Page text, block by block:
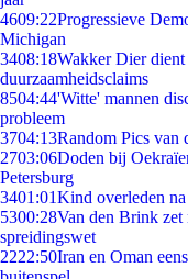
4609:22Progressieve
Michigan
3408:18Wakker Dier
duurzaamheidsclaims
8504:44'Witte' mannen
probleem
3704:13Random Pics van
2703:06Doden bij
Petersburg
3401:01Kind overleden
5300:28Van den Brink zet
spreidingswet
2222:50Iran en Oman